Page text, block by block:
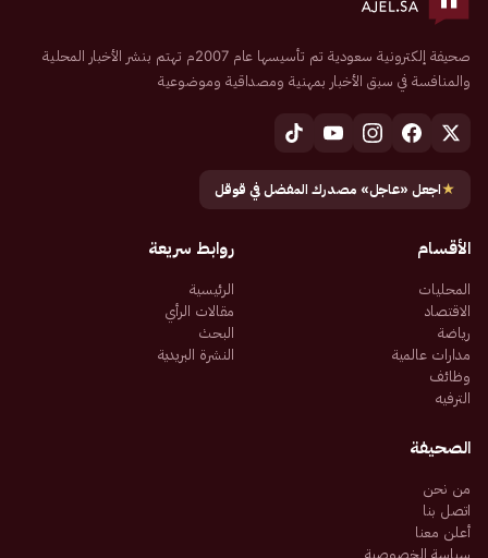
صحيفة إلكترونية سعودية تم تأسيسها عام 2007م تهتم بنشر الأخبار المحلية
والمنافسة في سبق الأخبار بمهنية ومصداقية وموضوعية
★اجعل «عاجل» مصدرك المفضل في قوقل
الأقسام
المحليات
الاقتصاد
رياضة
مدارات عالمية
وظائف
الترفيه
روابط سريعة
الرئيسية
مقالات الرأي
البحث
النشرة البريدية
الصحيفة
من نحن
اتصل بنا
أعلن معنا
سياسة الخصوصية